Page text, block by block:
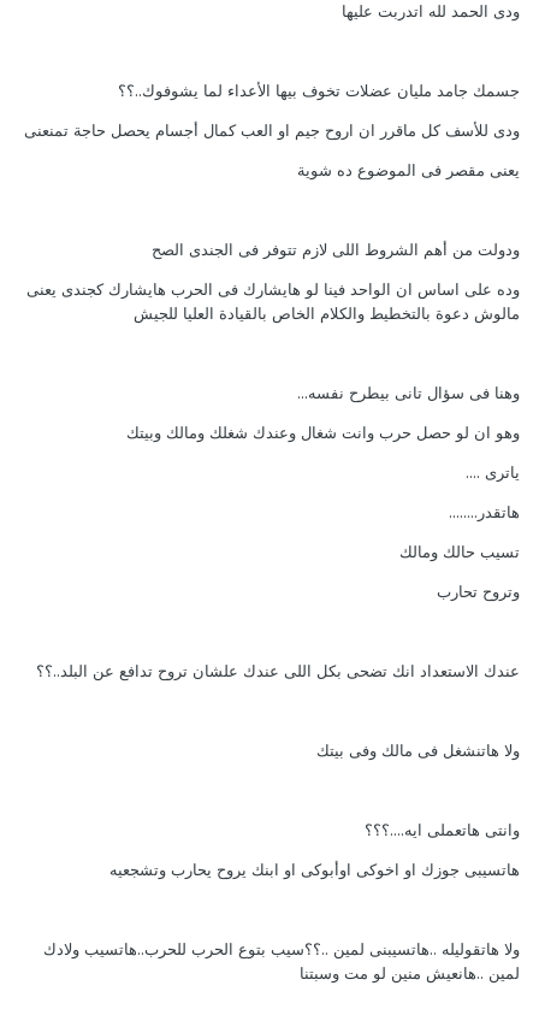
ودى الحمد لله اتدربت عليها
جسمك جامد مليان عضلات تخوف بيها الأعداء لما يشوفوك..؟؟
ودى للأسف كل ماقرر ان اروح جيم او العب كمال أجسام يحصل حاجة تمنعنى
يعنى مقصر فى الموضوع ده شوية
ودولت من أهم الشروط اللى لازم تتوفر فى الجندى الصح
وده على اساس ان الواحد فينا لو هايشارك فى الحرب هايشارك كجندى يعنى
مالوش دعوة بالتخطيط والكلام الخاص بالقيادة العليا للجيش
وهنا فى سؤال تانى بيطرح نفسه...
وهو ان لو حصل حرب وانت شغال وعندك شغلك ومالك وبيتك
ياترى ....
هاتقدر........
تسيب حالك ومالك
وتروح تحارب
عندك الاستعداد انك تضحى بكل اللى عندك علشان تروح تدافع عن البلد..؟؟
ولا هاتنشغل فى مالك وفى بيتك
وانتى هاتعملى ايه....؟؟؟
هاتسيبى جوزك او اخوكى اوأبوكى او ابنك يروح يحارب وتشجعيه
ولا هاتقوليله ..هاتسيبنى لمين ..؟؟سيب بتوع الحرب للحرب..هاتسيب ولادك
لمين ..هانعيش منين لو مت وسبتنا